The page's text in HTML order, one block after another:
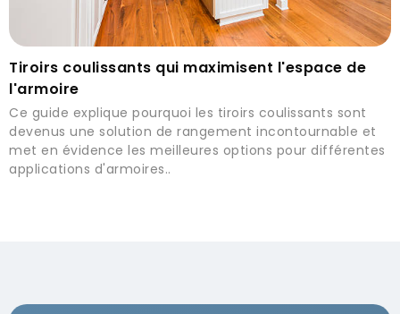
Tiroirs coulissants qui maximisent l'espace de
l'armoire
Ce guide explique pourquoi les tiroirs coulissants sont
devenus une solution de rangement incontournable et
met en évidence les meilleures options pour différentes
applications d'armoires..